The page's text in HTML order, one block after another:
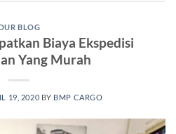
BLOG
Biaya Ekspedisi
Yang Murah
19, 2020 BY BMP CARGO